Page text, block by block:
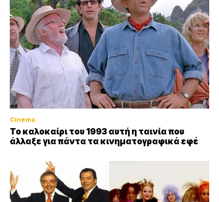
Cinema
Το καλοκαίρι του 1993 αυτή η ταινία που
άλλαξε για πάντα τα κινηματογραφικά εφέ